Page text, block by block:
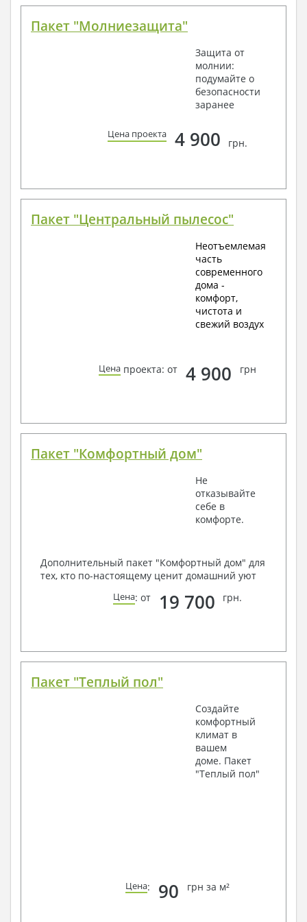
Пакет "Молниезащита"
Защита от
молнии:
подумайте о
безопасности
заранее
Цена проекта 4 900 грн.
Пакет "Центральный пылесос"
Неотъемлемая
часть
современного
дома -
комфорт,
чистота и
свежий воздух
Цена проекта: от 4 900 грн
Пакет "Комфортный дом"
Не
отказывайте
себе в
комфорте.
Дополнительный пакет "Комфортный дом" для
тех, кто по-настоящему ценит домашний уют
Цена: от 19 700 грн.
Пакет "Теплый пол"
Создайте
комфортный
климат в
вашем
доме. Пакет
"Теплый пол"
Цена: 90 грн за м²